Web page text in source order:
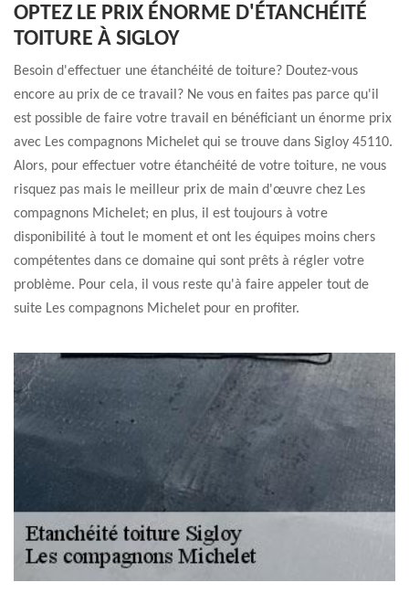
OPTEZ LE PRIX ÉNORME D'ÉTANCHÉITÉ
TOITURE À SIGLOY
Besoin d'effectuer une étanchéité de toiture? Doutez-vous
encore au prix de ce travail? Ne vous en faites pas parce qu'il
est possible de faire votre travail en bénéficiant un énorme prix
avec Les compagnons Michelet qui se trouve dans Sigloy 45110.
Alors, pour effectuer votre étanchéité de votre toiture, ne vous
risquez pas mais le meilleur prix de main d'œuvre chez Les
compagnons Michelet; en plus, il est toujours à votre
disponibilité à tout le moment et ont les équipes moins chers
compétentes dans ce domaine qui sont prêts à régler votre
problème. Pour cela, il vous reste qu'à faire appeler tout de
suite Les compagnons Michelet pour en profiter.